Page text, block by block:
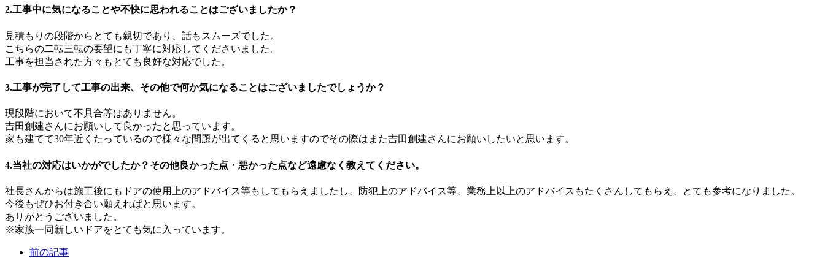
2.工事中に気になることや不快に思われることはございましたか？
見積もりの段階からとても親切であり、話もスムーズでした。
こちらの二転三転の要望にも丁寧に対応してくださいました。
工事を担当された方々もとても良好な対応でした。
3.工事が完了して工事の出来、その他で何か気になることはございましたでしょうか？
現段階において不具合等はありません。
吉田創建さんにお願いして良かったと思っています。
家も建てて30年近くたっているので様々な問題が出てくると思いますのでその際はまた吉田創建さんにお願いしたいと思います。
4.当社の対応はいかがでしたか？その他良かった点・悪かった点など遠慮なく教えてください。
社長さんからは施工後にもドアの使用上のアドバイス等もしてもらえましたし、防犯上のアドバイス等、業務上以上のアドバイスもたくさんしてもらえ、とても参考になりました。
今後もぜひお付き合い願えればと思います。
ありがとうございました。
※家族一同新しいドアをとても気に入っています。
前の記事